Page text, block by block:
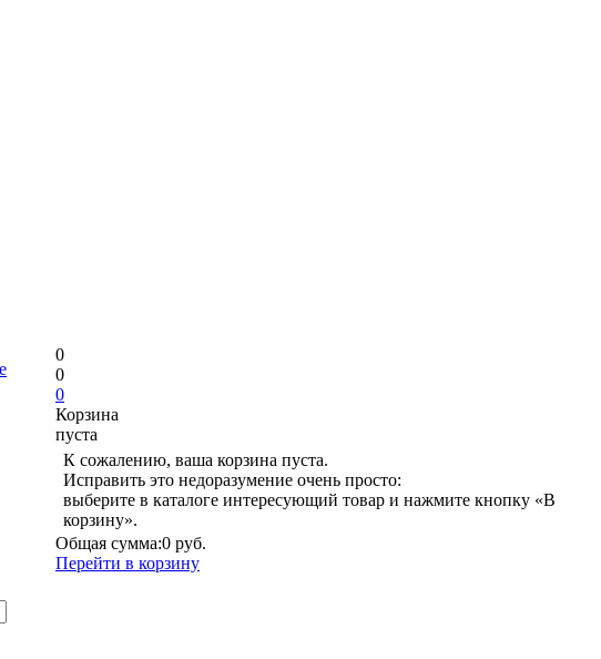
0
0
0
Корзина
пуста
К сожалению, ваша корзина пуста.
Исправить это недоразумение очень просто:
выберите в каталоге интересующий товар и нажмите кнопку «В
корзину».
Общая сумма:0 руб.
Перейти в корзину